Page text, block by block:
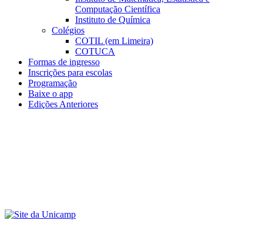
Computação Científica
Instituto de Química
Colégios
COTIL (em Limeira)
COTUCA
Formas de ingresso
Inscrições para escolas
Programação
Baixe o app
Edições Anteriores